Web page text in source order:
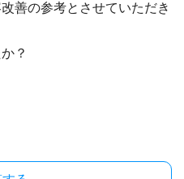
善の参考とさせていただき
？